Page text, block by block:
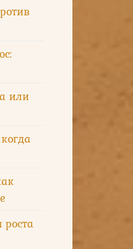
или
роста